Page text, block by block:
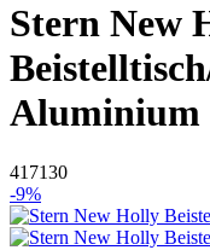
Stern New
Aluminium
417130
-9%